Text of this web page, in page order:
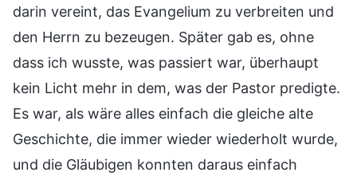
darin vereint, das Evangelium zu verbreiten und
den Herrn zu bezeugen. Später gab es, ohne
dass ich wusste, was passiert war, überhaupt
kein Licht mehr in dem, was der Pastor predigte.
Es war, als wäre alles einfach die gleiche alte
Geschichte, die immer wieder wiederholt wurde,
und die Gläubigen konnten daraus einfach